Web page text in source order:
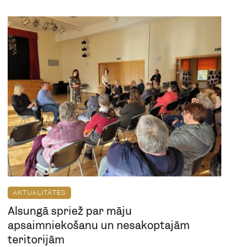
AKTUALITĀTES
Alsungā spriež par māju
apsaimniekošanu un nesakoptajām
teritorijām